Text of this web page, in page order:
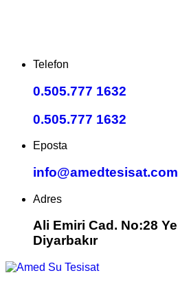
Telefon
0.505.777 1632
0.505.777 1632
Eposta
info@amedtesisat.com
Adres
Ali Emiri Cad. No:28
Diyarbakır